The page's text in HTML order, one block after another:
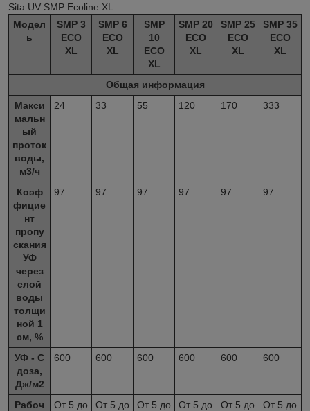
Sita UV SMP Ecoline XL
Модел
ь
SMP 3
ECO
XL
SMP 6
ECO
XL
SMP
10
ECO
XL
SMP 20
ECO
XL
SMP 25
ECO
XL
SMP 35
ECO
XL
Общая информация
Макси
мальн
ый
проток
воды,
м3/ч
24 33 55 120 170 333
Коэф
фицие
нт
пропу
скания
УФ
через
слой
воды
толщи
ной 1
см, %
97 97 97 97 97 97
УФ - С
доза,
Дж/м2
600 600 600 600 600 600
Рабоч
От 5 до
От 5 до
От 5 до
От 5 до
От 5 до
От 5 до